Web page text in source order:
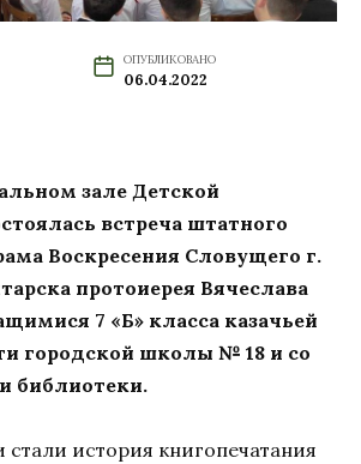
ОПУБЛИКОВАНО
06.04.2022
зале Детской
встреча штатного
Воскресения Словущего г.
протоиерея Вячеслава
7 «Б» класса казачьей
городской школы № 18 и со
библиотеки.
история книгопечатания